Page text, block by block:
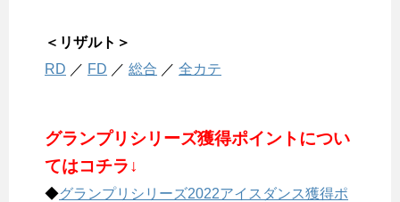
＜リザルト＞
RD ／ FD ／ 総合 ／ 全カテ
グランプリシリーズ獲得ポイントについ
てはコチラ↓
◆グランプリシリーズ2022アイスダンス獲得ポ